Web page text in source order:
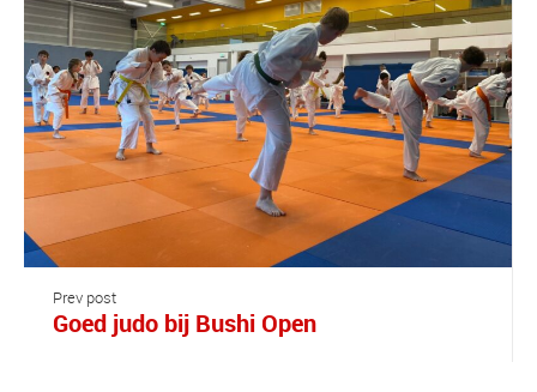
Prev post
Goed judo bij Bushi Open